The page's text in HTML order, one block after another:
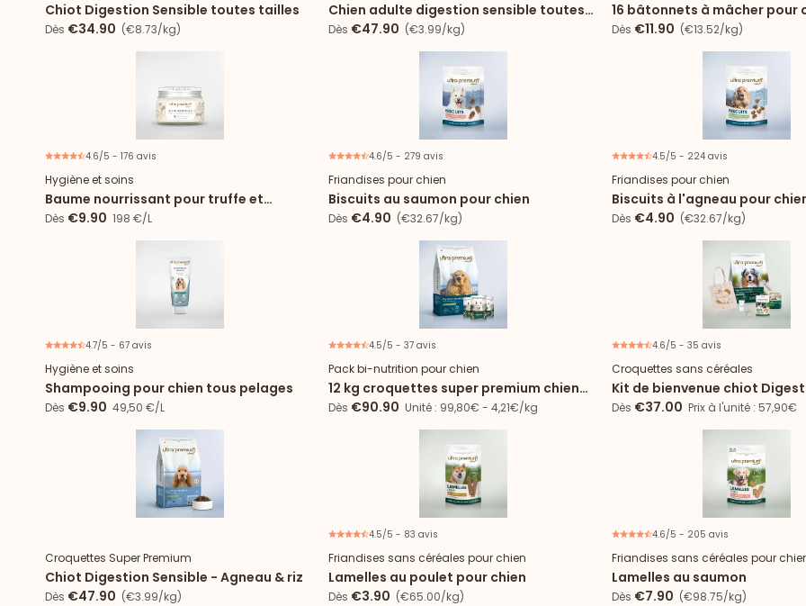
Chiot Digestion Sensible toutes tailles
Dès €34.90 (€8.73/kg)
Chien adulte digestion sensible toutes
tailles
Dès €47.90 (€3.99/kg)
16 bâtonnets à mâcher pour
+25kg
Dès €11.90 (€13.52/kg)
4.6/5 - 176 avis
Hygiène et soins
Baume nourrissant pour truffe et
coussinets
Dès €9.90 198 €/L
4.6/5 - 279 avis
Friandises pour chien
Biscuits au saumon pour chien
Dès €4.90 (€32.67/kg)
4.5/5 - 224 avis
Friandises pour chien
Biscuits à l'agneau pour
Dès €4.90 (€32.67/kg)
4.7/5 - 67 avis
Hygiène et soins
Shampooing pour chien tous pelages
Dès €9.90 49,50 €/L
4.5/5 - 37 avis
Pack bi-nutrition pour chien
12 kg croquettes super premium chien
digestion sensible + 24 boîtes agneau
Dès €90.90 Unité : 99,80€ - 4,21€/kg
4.6/5 - 35 avis
Croquettes sans céréales
Kit de bienvenue chiot
Sensible toutes tailles
Dès €37.00 Prix à l'unité : 57,90€
Croquettes Super Premium
Chiot Digestion Sensible - Agneau & riz
Dès €47.90 (€3.99/kg)
4.5/5 - 83 avis
Friandises sans céréales pour chien
Lamelles au poulet pour chien
Dès €3.90 (€65.00/kg)
4.6/5 - 205 avis
Friandises sans céréales pour
Lamelles au saumon
Dès €7.90 (€98.75/kg)